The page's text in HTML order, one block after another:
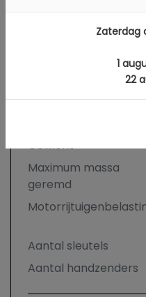
Aantal deuren
Gewicht
Maximum massa
geremd
Aantal sleutels
Aantal handzenders
Zaterdag
1
22